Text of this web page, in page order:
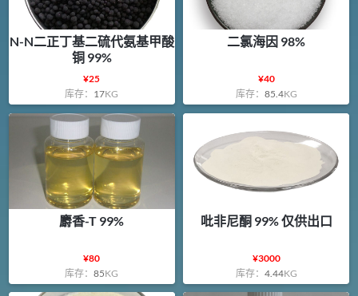
N-N二正丁基二硫代氨基甲酸
铜 99%
¥25
库存： 17KG
二氯海因 98%
¥40
库存： 85.4KG
麝香-T 99%
¥80
库存：85KG
吡非尼酮 99% 仅供出口
¥3000
库存： 4.44KG